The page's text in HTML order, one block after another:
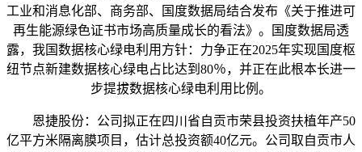
工业和消息化部、商务部、国度数据局结合发布《关于推进可
再生能源绿色证书市场高质量成长的看法》。国度数据局透
露，我国数据核心绿电利用方针：力争正在2025年实现国度枢
纽节点新建数据核心绿电占比达到80％，并正在此根本长进一
步提拔数据核心绿电利用比例。
恩捷股份：公司拟正在四川省自贡市荣县投资扶植年产50
亿平方米隔离膜项目，估计总投资额40亿元。公司取自贡市人